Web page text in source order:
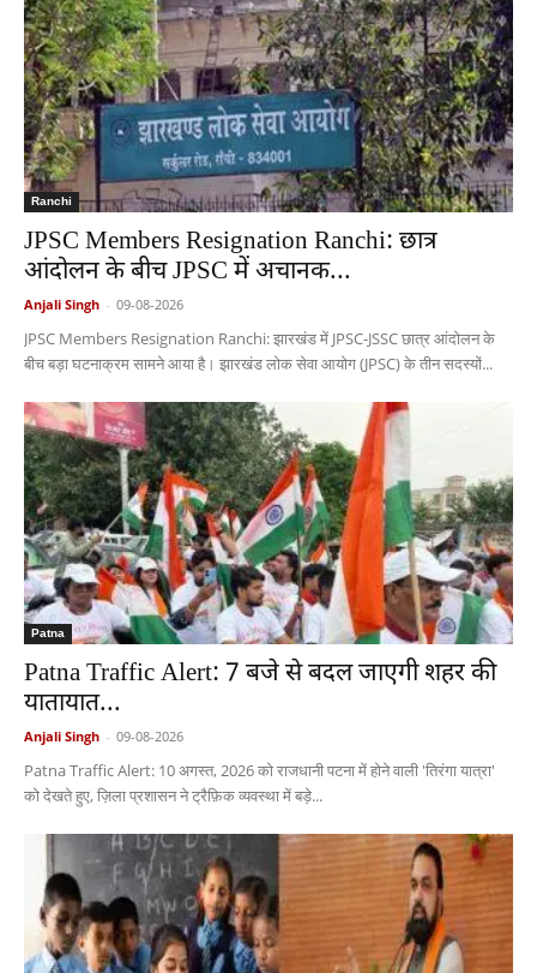
Ranchi
JPSC Members Resignation Ranchi: छात्र
आंदोलन के बीच JPSC में अचानक...
Anjali Singh - 09-08-2026
JPSC Members Resignation Ranchi: झारखंड में JPSC-JSSC छात्र आंदोलन के
बीच बड़ा घटनाक्रम सामने आया है। झारखंड लोक सेवा आयोग (JPSC) के तीन सदस्यों...
Patna
Patna Traffic Alert: 7 बजे से बदल जाएगी शहर की
यातायात...
Anjali Singh - 09-08-2026
Patna Traffic Alert: 10 अगस्त, 2026 को राजधानी पटना में होने वाली 'तिरंगा यात्रा'
को देखते हुए, ज़िला प्रशासन ने ट्रैफ़िक व्यवस्था में बड़े...